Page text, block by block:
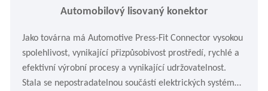
Automobilový lisovaný konektor
Jako továrna má Automotive Press-Fit Connector vysokou
spolehlivost, vynikající přizpůsobivost prostředí, rychlé a
efektivní výrobní procesy a vynikající udržovatelnost.
Stala se nepostradatelnou součástí elektrických systémů